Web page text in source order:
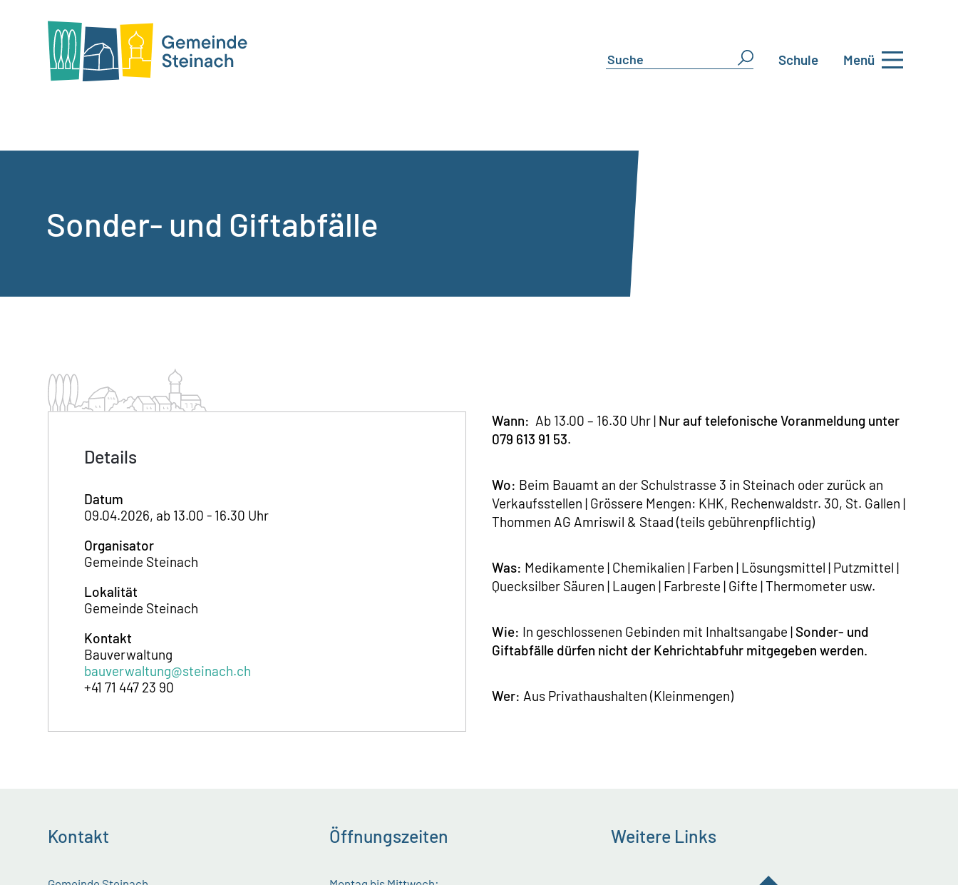
Schule Menü
Sonder- und Giftabfälle
Details
Datum
09.04.2026, ab 13.00 - 16.30 Uhr
Organisator
Gemeinde Steinach
Lokalität
Gemeinde Steinach
Kontakt
Bauverwaltung
bauverwaltung@steinach.ch
+41 71 447 23 90
Wann: Ab 13.00 – 16.30 Uhr | Nur auf telefonische Voranmeldung unter
079 613 91 53.
Wo: Beim Bauamt an der Schulstrasse 3 in Steinach oder zurück an
Verkaufsstellen | Grössere Mengen: KHK, Rechenwaldstr. 30, St. Gallen |
Thommen AG Amriswil & Staad (teils gebührenpflichtig)
Was: Medikamente | Chemikalien | Farben | Lösungsmittel | Putzmittel |
Quecksilber Säuren | Laugen | Farbreste | Gifte | Thermometer usw.
Wie: In geschlossenen Gebinden mit Inhaltsangabe | Sonder- und
Giftabfälle dürfen nicht der Kehrichtabfuhr mitgegeben werden.
Wer: Aus Privathaushalten (Kleinmengen)
Kontakt Öffnungszeiten Weitere Links